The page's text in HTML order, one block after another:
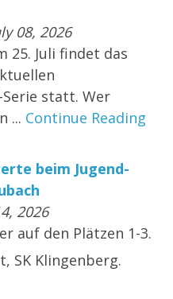
08, 2026
25. Juli findet das
statt. Wer
... Continue Reading
beim Jugend-
2026
auf den Plätzen 1-3.
SK Klingenberg.